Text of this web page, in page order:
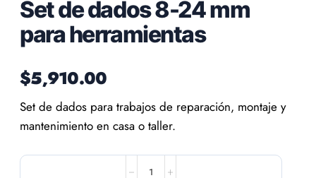
Set de dados 8-24 mm
para herramientas
$5,910.00
Set de dados para trabajos de reparación, montaje y
mantenimiento en casa o taller.